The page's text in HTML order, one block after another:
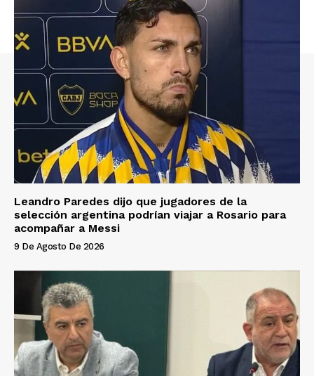
Leandro Paredes dijo que jugadores de la
selección argentina podrían viajar a Rosario para
acompañar a Messi
9 De Agosto De 2026